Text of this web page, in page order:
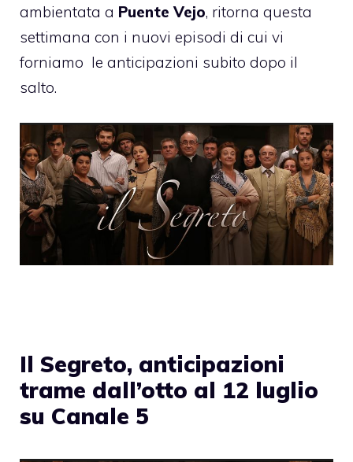
ambientata a Puente Vejo, ritorna questa
settimana con i nuovi episodi di cui vi
forniamo le anticipazioni subito dopo il
salto.
Il Segreto, anticipazioni
trame dall’otto al 12 luglio
su Canale 5